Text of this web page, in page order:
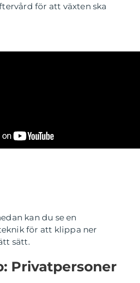
för att växten ska
kan du se en
för att klippa ner
sätt.
Privatpersoner